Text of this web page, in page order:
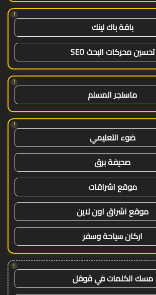
!
باقة باك لينك
تحسين محركات البحث SEO
!
ماسنجر المسلم
!
ضوء التعليمي
صحيفة برق
موقع اشراقات
موقع اشراق اون لاين
اركان سياحة وسفر
!
مسك الكلمات في قوقل